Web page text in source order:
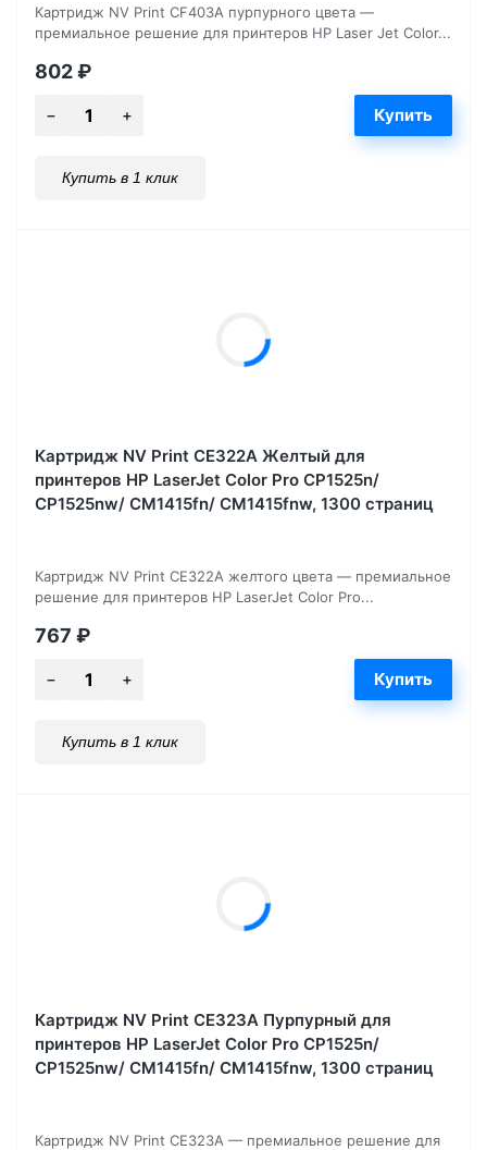
Картридж NV Print CF403A пурпурного цвета —
премиальное решение для принтеров HP Laser Jet Color...
802₽
Купить в 1 клик
Картридж NV Print CE322A Желтый для
принтеров HP LaserJet Color Pro CP1525n/
CP1525nw/ CM1415fn/ CM1415fnw, 1300 страниц
Картридж NV Print CE322A желтого цвета — премиальное
решение для принтеров HP LaserJet Color Pro...
767 ₽
Купить в 1 клик
Картридж NV Print CE323A Пурпурный для
принтеров HP LaserJet Color Pro CP1525n/
CP1525nw/ CM1415fn/ CM1415fnw, 1300 страниц
Картридж NV Print CE323A — премиальное решение для